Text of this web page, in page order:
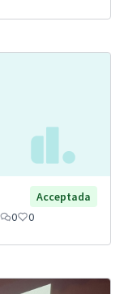
Acceptada
0 0